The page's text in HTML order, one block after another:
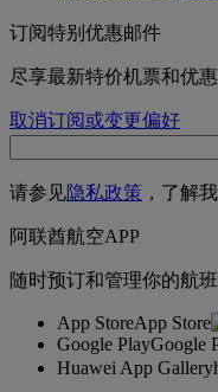
订阅特别优惠邮件
尽享最新特价机票和优惠
取消订阅或变更偏好
请参见隐私政策 ，了解
阿联酋航空APP
随时预订和管理你的航班
App StoreApp Store
Google PlayGoogle
Huawei App Gallery